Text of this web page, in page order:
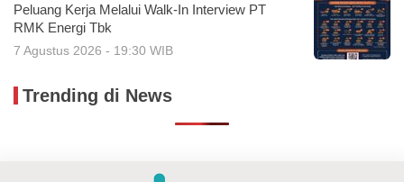
Peluang Kerja Melalui Walk-In Interview PT
RMK Energi Tbk
7 Agustus 2026 - 19:30 WIB
Trending di News